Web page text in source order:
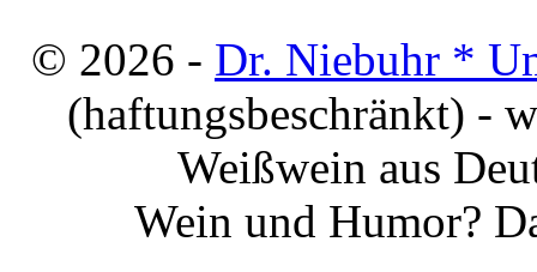
© 2026 - Dr. Niebuhr *
(haftungsbeschränkt) -
Weißwein aus
Wein und Humor?